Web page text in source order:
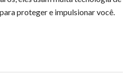
proteger e impulsionar você.